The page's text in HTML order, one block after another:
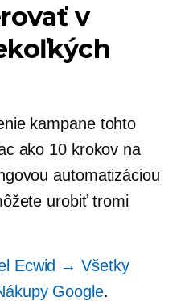
v
kampane tohto
ako 10 krokov na
automatizáciou
urobiť tromi
Ecwid → Všetky
Google.